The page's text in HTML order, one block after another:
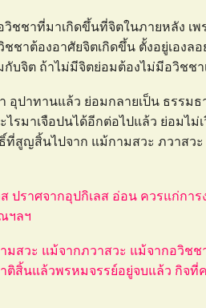
วิชชาที่มาเกิดขึ้นที่จิตในภายหลัง เ
ชาต้องอาศัยจิตเกิดขึ้น ตั้งอยู่เองล
บจิต ถ้าไม่มีจิตย่อมต้องไม่มีอวิชช
ปาทานแล้ว ย่อมกลายเป็น ธรรมธ
มาเจือปนได้อีกต่อไปแล้ว ย่อมไม่เ
สูญสิ้นไปจาก แม้กามสวะ ภวาสว
ปราศจากอุปกิเลส อ่อน ควรแก่กา
ฯลฯ
มสวะ แม้จากภวาสวะ แม้จากอวิชช
นแล้วพรหมจรรย์อยู่จบแล้ว กิจที่ค